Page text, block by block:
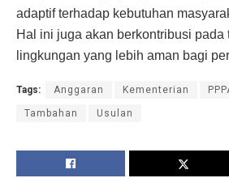
adaptif terhadap kebutuhan
Hal ini juga akan berkontribusi pada
lingkungan yang lebih aman bagi
Tags: Anggaran Kementerian
Tambahan Usulan